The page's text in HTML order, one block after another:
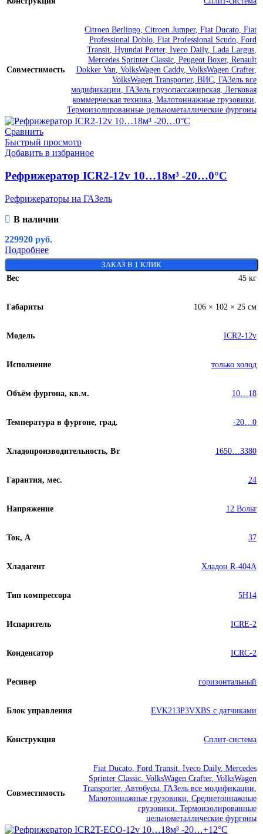
Совместимость
Citroen Berlingo, Citroen Jumper, Fiat Ducato, Fiat
Professional Doblo, Fiat Professional Scudo, Ford
Transit, Hyundai Porter, Iveco Daily, Lada Largus,
Mercedes Sprinter Classic, Peugeot Boxer, Renault
Dokker Van, VolksWagen Caddy, VolksWagen Crafter,
VolksWagen Transporter, ВИС, ГАЗель все
модификации, ГАЗель грузопассажирская, Легковая
коммерческая техника, Малотоннажные грузовики,
Термоизолированные цельнометаллические фургоны
Сравнить
Быстрый просмотр
Добавить в избранное
Рефрижератор ICR2-12v 10…18м³ -20…0°C
Рефрижераторы на ГАЗель
В наличии
229920 руб.
Подробнее
ЗАКАЗ В 1 КЛИК
Вес 45 кг
Габариты 106 × 102 × 25 см
Модель ICR2-12v
Исполнение только холод
Объём фургона, кв.м. 10…18
Температура в фургоне, град. -20…0
Хладопроизводительность, Вт 1650…3380
Гарантия, мес. 24
Напряжение 12 Вольт
Ток, А 37
Хладагент Хладон R-404A
Тип компрессора 5H14
Испаритель ICRE-2
Конденсатор ICRC-2
Ресивер горизонтальный
Блок управления EVK213P3VXBS с датчиками
Конструкция Сплит-система
Совместимость
Fiat Ducato Ford Transit Iveco Daily, Mercedes
Sprinter Classic VolksWagen Crafter, VolksWagen
Transporter, Автобусы ГАЗель все модификации
Малотоннажные грузовики Среднетоннажные
грузовики Термоизолированные
цельнометаллические фургоны